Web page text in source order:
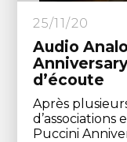
25/11/20
Audio
d’écoute
Après
d’associations
Puccini